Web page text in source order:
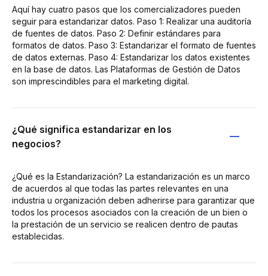
Aquí hay cuatro pasos que los comercializadores pueden
seguir para estandarizar datos. Paso 1: Realizar una auditoría
de fuentes de datos. Paso 2: Definir estándares para
formatos de datos. Paso 3: Estandarizar el formato de fuentes
de datos externas. Paso 4: Estandarizar los datos existentes
en la base de datos. Las Plataformas de Gestión de Datos
son imprescindibles para el marketing digital.
¿Qué significa estandarizar en los
negocios?
¿Qué es la Estandarización? La estandarización es un marco
de acuerdos al que todas las partes relevantes en una
industria u organización deben adherirse para garantizar que
todos los procesos asociados con la creación de un bien o
la prestación de un servicio se realicen dentro de pautas
establecidas.